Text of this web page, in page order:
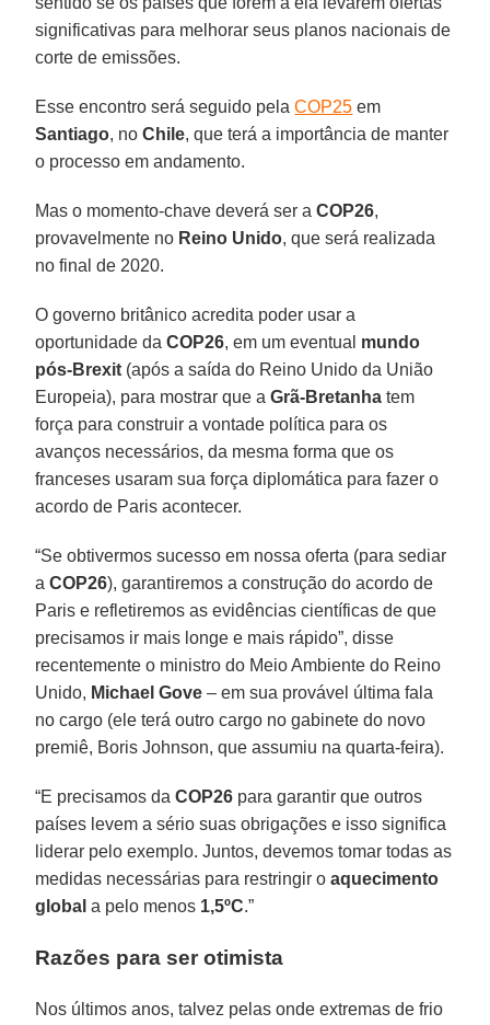
significativas para melhorar seus planos nacionais de
corte de emissões.
Esse encontro será seguido pelaCOP25 em
Santiago, noChile, que terá a importância de manter
o processo em andamento.
Mas o momento-chave deverá ser aCOP26,
provavelmente no Reino Unido, que será realizada
no final de 2020.
O governo britânico acredita poder usar a
oportunidade daCOP26, em um eventual mundo
pós-Brexit (após a saída do Reino Unido da União
Europeia), para mostrar que aGrã-Bretanha tem
força para construir a vontade política para os
avanços necessários, da mesma forma que os
franceses usaram sua força diplomática para fazer o
acordo de Paris acontecer.
“Se obtivermos sucesso em nossa oferta (para sediar
aCOP26), garantiremos a construção do acordo de
Paris e refletiremos as evidências científicas de que
precisamos ir mais longe e mais rápido”, disse
recentemente o ministro do Meio Ambiente do Reino
Unido, Michael Gove – em sua provável última fala
no cargo (ele terá outro cargo no gabinete do novo
premiê, Boris Johnson, que assumiu na quarta-feira).
“E precisamos daCOP26 para garantir que outros
países levem a sério suas obrigações e isso significa
liderar pelo exemplo. Juntos, devemos tomar todas as
medidas necessárias para restringir oaquecimento
global a pelo menos 1,5ºC.”
Razões para ser otimista
Nos últimos anos, talvez pelas onde extremas de frio